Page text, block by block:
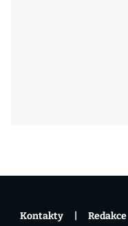
Kontakty Redakce